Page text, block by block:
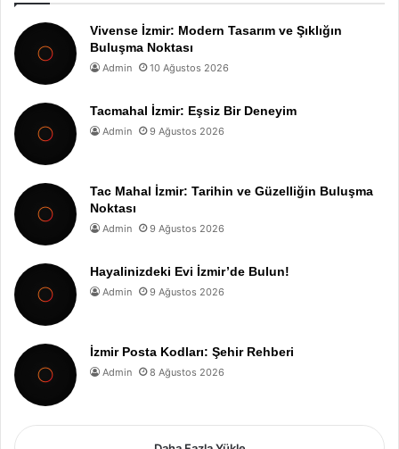
Vivense İzmir: Modern Tasarım ve Şıklığın
Buluşma Noktası
Admin 10 Ağustos 2026
Tacmahal İzmir: Eşsiz Bir Deneyim
Admin 9 Ağustos 2026
Tac Mahal İzmir: Tarihin ve Güzelliğin Buluşma
Noktası
Admin 9 Ağustos 2026
Hayalinizdeki Evi İzmir’de Bulun!
Admin 9 Ağustos 2026
İzmir Posta Kodları: Şehir Rehberi
Admin 8 Ağustos 2026